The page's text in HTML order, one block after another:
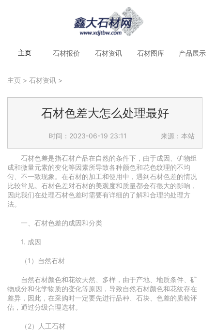
主页 石材报价 石材资讯 石材图库 产品展示
主页 > 石材资讯 >
石材色差大怎么处理最好
时间：2023-06-19 23:11 来源：本站
石材色差是指石材产品在自然的条件下，由于成因、矿物组
成和微量元素的变化等因素所导致各种颜色和花色纹理的不均
匀、不一致现象。在石材的加工和使用中，遇到石材色差的情况
比较常见。石材色差对石材的美观度和质量都会有很大的影响，
因此我们在处理石材色差时需要有详细的了解和合理的处理方
法。
一、石材色差的成因和分类
1. 成因
（1）自然石材
自然石材颜色和花纹天然、多样，由于产地、地质条件、矿
物成分和化学物质的变化等原因，导致自然石材颜色和花纹存在
差异，因此，在采购时一定要先进行品种、石块、色差的质检评
估，通过分级合理选材。
（2）人工石材